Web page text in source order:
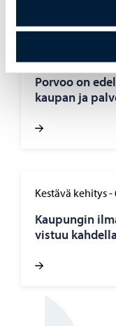
Por­voo on
kau­pan ja
Kestävä kehitys-
Kau­pun­gin
vis­tuu